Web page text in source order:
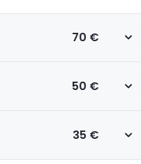
70 €
50 €
35 €